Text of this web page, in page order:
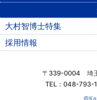
〒339-0004 埼玉
TEL：048-
大村智博士特集
採用情報